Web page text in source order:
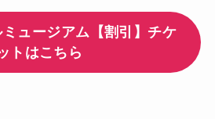
ュージアム【割引】チケ
トはこちら